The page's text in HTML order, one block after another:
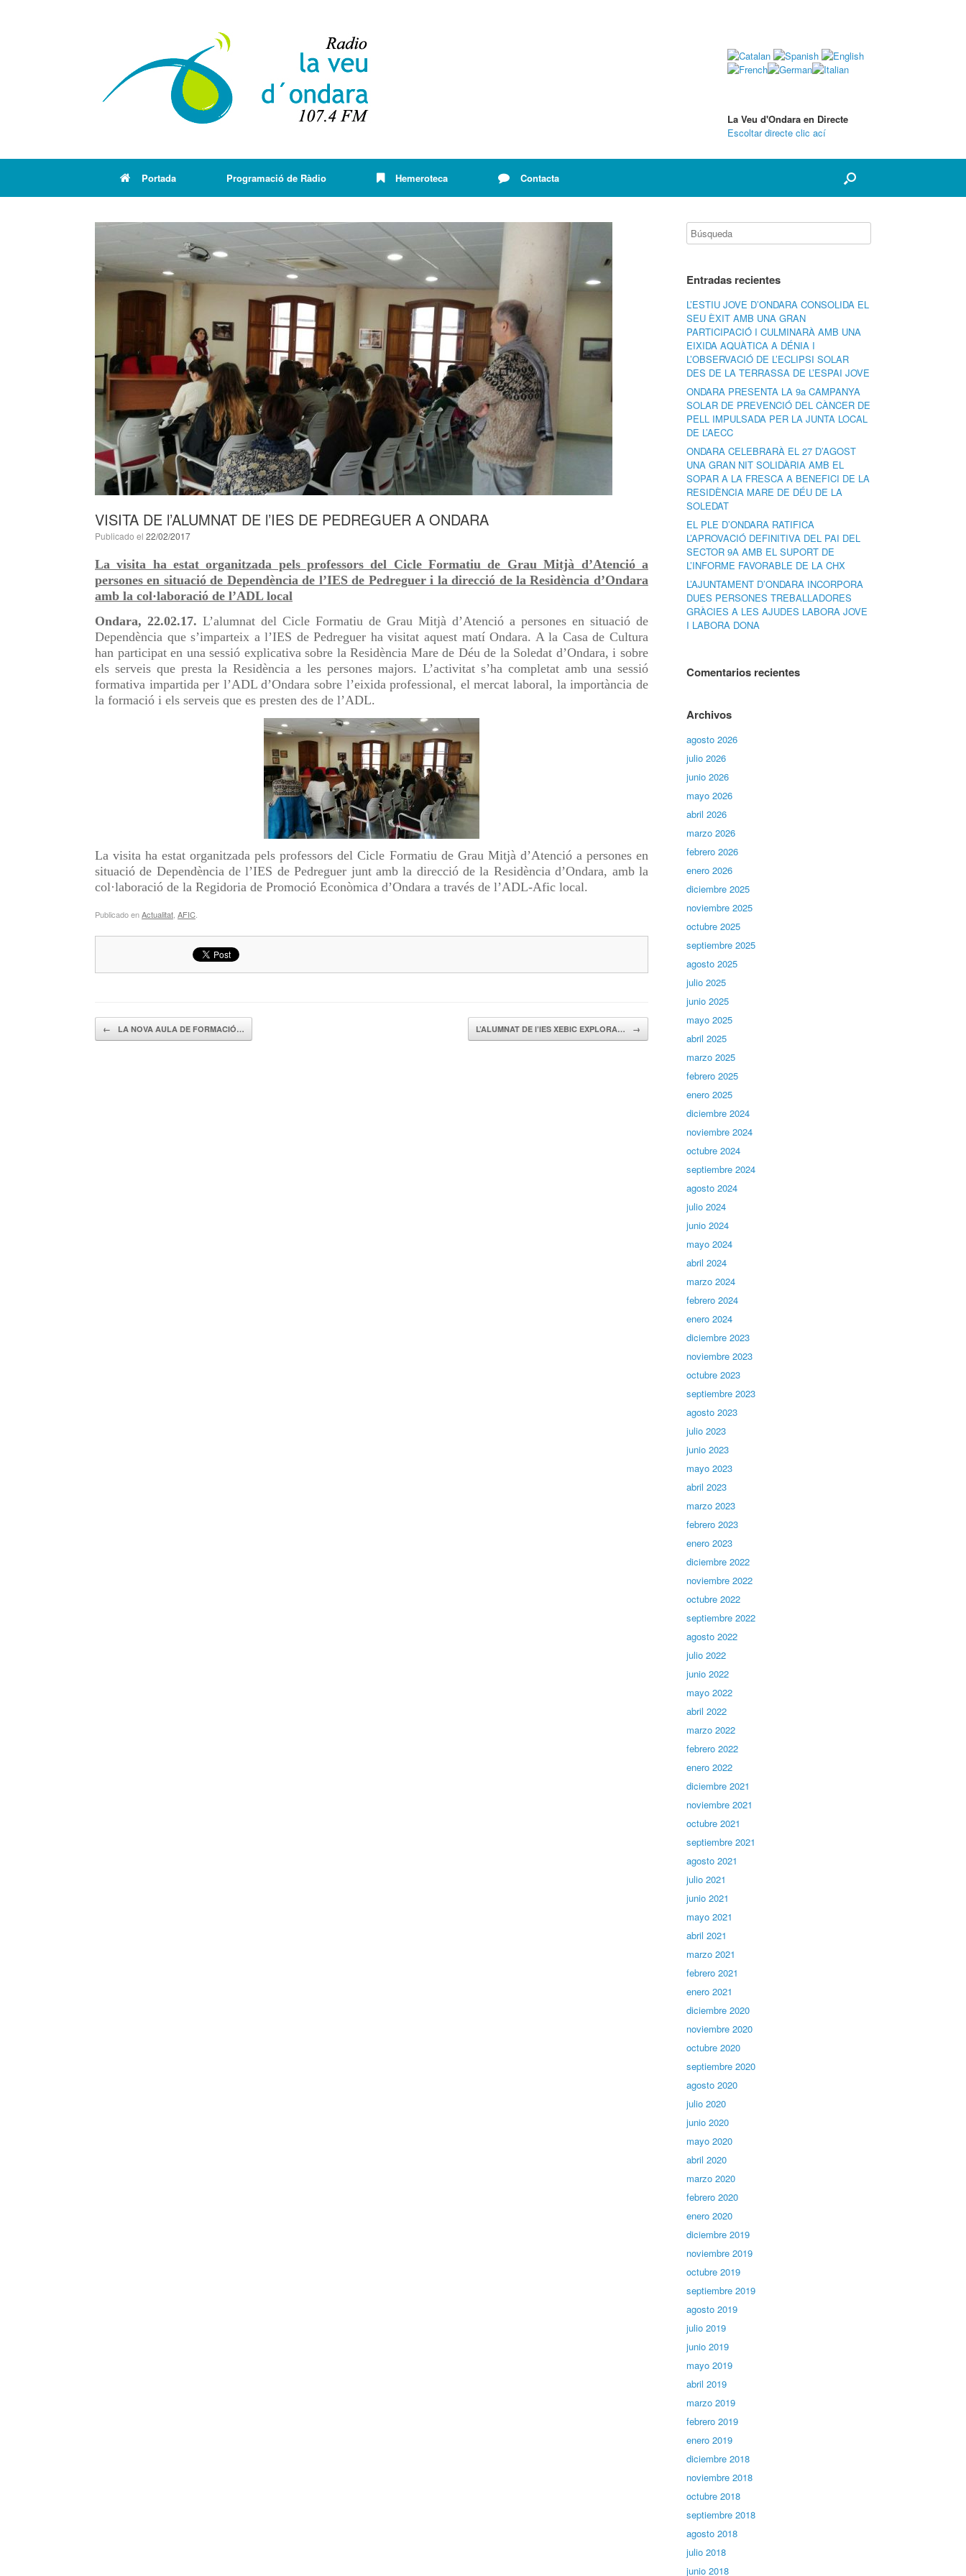
La Veu d'Ondara en Directe
Escoltar directe clic ací
Portada Programació de Ràdio Hemeroteca Contacta
VISITA DE l’ALUMNAT DE l’IES DE PEDREGUER A ONDARA
Publicado el 22/02/2017
La visita ha estat organitzada pels professors del Cicle Formatiu de Grau Mitjà d’Atenció a
persones en situació de Dependència de l’IES de Pedreguer i la direcció de la Residència d’Ondara
amb la col·laboració de l’ADL local
Ondara, 22.02.17. L’alumnat del Cicle Formatiu de Grau Mitjà d’Atenció a persones en situació de
Dependència que s’imparteix a l’IES de Pedreguer ha visitat aquest matí Ondara. A la Casa de Cultura
han participat en una sessió explicativa sobre la Residència Mare de Déu de la Soledat d’Ondara, i sobre
els serveis que presta la Residència a les persones majors. L’activitat s’ha completat amb una sessió
formativa impartida per l’ADL d’Ondara sobre l’eixida professional, el mercat laboral, la importància de
la formació i els serveis que es presten des de l’ADL.
La visita ha estat organitzada pels professors del Cicle Formatiu de Grau Mitjà d’Atenció a persones en
situació de Dependència de l’IES de Pedreguer junt amb la direcció de la Residència d’Ondara, amb la
col·laboració de la Regidoria de Promoció Econòmica d’Ondara a través de l’ADL-Afic local.
Publicado enActualitat AFIC
Navegador de artículos
← LA NOVA AULA DE FORMACIÓ… L’ALUMNAT DE l’IES XEBIC EXPLORA… →
Entradas recientes
L’ESTIU JOVE D’ONDARA CONSOLIDA EL
SEU ÈXIT AMB UNA GRAN
PARTICIPACIÓ I CULMINARÀ AMB UNA
EIXIDA AQUÀTICA A DÉNIA I
L’OBSERVACIÓ DE L’ECLIPSI SOLAR
DES DE LA TERRASSA DE L’ESPAI JOVE
ONDARA PRESENTA LA 9a CAMPANYA
SOLAR DE PREVENCIÓ DEL CÀNCER DE
PELL IMPULSADA PER LA JUNTA LOCAL
DE L’AECC
ONDARA CELEBRARÀ EL 27 D’AGOST
UNA GRAN NIT SOLIDÀRIA AMB EL
SOPAR A LA FRESCA A BENEFICI DE LA
RESIDÈNCIA MARE DE DÉU DE LA
SOLEDAT
EL PLE D’ONDARA RATIFICA
L’APROVACIÓ DEFINITIVA DEL PAI DEL
SECTOR 9A AMB EL SUPORT DE
L’INFORME FAVORABLE DE LA CHX
L’AJUNTAMENT D’ONDARA INCORPORA
DUES PERSONES TREBALLADORES
GRÀCIES A LES AJUDES LABORA JOVE
I LABORA DONA
Comentarios recientes
Archivos
agosto 2026
julio 2026
junio 2026
mayo 2026
abril 2026
marzo 2026
febrero 2026
enero 2026
diciembre 2025
noviembre 2025
octubre 2025
septiembre 2025
agosto 2025
julio 2025
junio 2025
mayo 2025
abril 2025
marzo 2025
febrero 2025
enero 2025
diciembre 2024
noviembre 2024
octubre 2024
septiembre 2024
agosto 2024
julio 2024
junio 2024
mayo 2024
abril 2024
marzo 2024
febrero 2024
enero 2024
diciembre 2023
noviembre 2023
octubre 2023
septiembre 2023
agosto 2023
julio 2023
junio 2023
mayo 2023
abril 2023
marzo 2023
febrero 2023
enero 2023
diciembre 2022
noviembre 2022
octubre 2022
septiembre 2022
agosto 2022
julio 2022
junio 2022
mayo 2022
abril 2022
marzo 2022
febrero 2022
enero 2022
diciembre 2021
noviembre 2021
octubre 2021
septiembre 2021
agosto 2021
julio 2021
junio 2021
mayo 2021
abril 2021
marzo 2021
febrero 2021
enero 2021
diciembre 2020
noviembre 2020
octubre 2020
septiembre 2020
agosto 2020
julio 2020
junio 2020
mayo 2020
abril 2020
marzo 2020
febrero 2020
enero 2020
diciembre 2019
noviembre 2019
octubre 2019
septiembre 2019
agosto 2019
julio 2019
junio 2019
mayo 2019
abril 2019
marzo 2019
febrero 2019
enero 2019
diciembre 2018
noviembre 2018
octubre 2018
septiembre 2018
agosto 2018
julio 2018
junio 2018